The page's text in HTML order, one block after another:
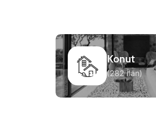
Konut
(282 İlan)